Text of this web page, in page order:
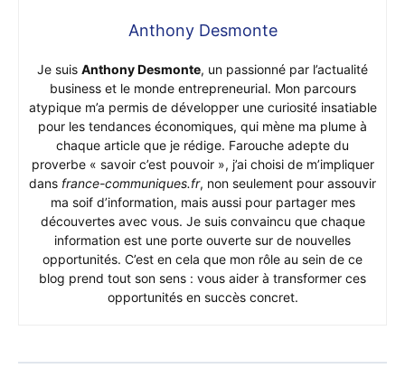
Anthony Desmonte
Je suis Anthony Desmonte, un passionné par l’actualité
business et le monde entrepreneurial. Mon parcours
atypique m’a permis de développer une curiosité insatiable
pour les tendances économiques, qui mène ma plume à
chaque article que je rédige. Farouche adepte du
proverbe « savoir c’est pouvoir », j’ai choisi de m’impliquer
dans france-communiques.fr, non seulement pour assouvir
ma soif d’information, mais aussi pour partager mes
découvertes avec vous. Je suis convaincu que chaque
information est une porte ouverte sur de nouvelles
opportunités. C’est en cela que mon rôle au sein de ce
blog prend tout son sens : vous aider à transformer ces
opportunités en succès concret.